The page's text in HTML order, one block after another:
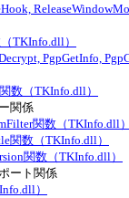
TKInfo.dll）
PgpGetInfo,
数（TKInfo.dll）
関係
関数（TKInfo.dll）
関数（TKInfo.dll）
関数（TKInfo.dll）
ート関係
）